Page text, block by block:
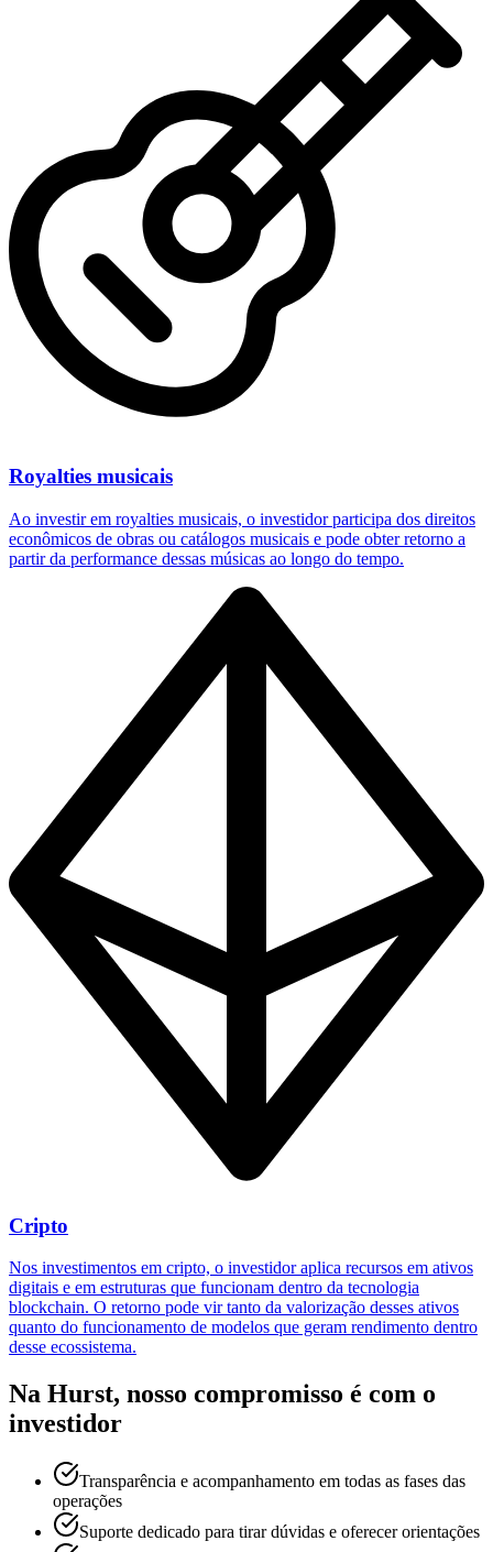
Royalties musicais
Ao investir em royalties musicais, o investidor participa dos direitos
econômicos de obras ou catálogos musicais e pode obter retorno a
partir da performance dessas músicas ao longo do tempo.
Cripto
Nos investimentos em cripto, o investidor aplica recursos em ativos
digitais e em estruturas que funcionam dentro da tecnologia
blockchain. O retorno pode vir tanto da valorização desses ativos
quanto do funcionamento de modelos que geram rendimento dentro
desse ecossistema.
Na Hurst, nosso compromisso é com o
investidor
Transparência e acompanhamento em todas as fases das
operações
Suporte dedicado para tirar dúvidas e oferecer orientações